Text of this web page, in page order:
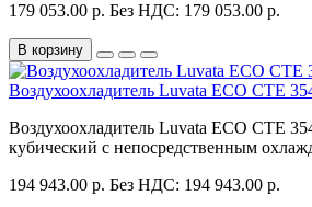
179 053.00 р. Без НДС: 179 053.00 р.
В корзину
Воздухоохладитель Luvata ECO CTE
Воздухоохладитель Luvata ECO CTE
кубический с непосредственным
194 943.00 р. Без НДС: 194 943.00 р.